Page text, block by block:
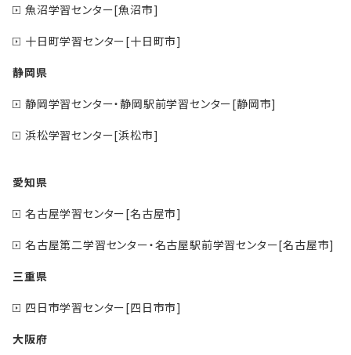
魚沼学習センター[魚沼市]
十日町学習センター[十日町市]
静岡県
静岡学習センター・静岡駅前学習センター[静岡市]
浜松学習センター[浜松市]
愛知県
名古屋学習センター[名古屋市]
名古屋第二学習センター・名古屋駅前学習センター[名古屋市]
三重県
四日市学習センター[四日市市]
大阪府